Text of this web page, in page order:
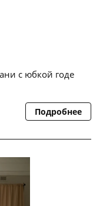
с юбкой годе
Подробнее